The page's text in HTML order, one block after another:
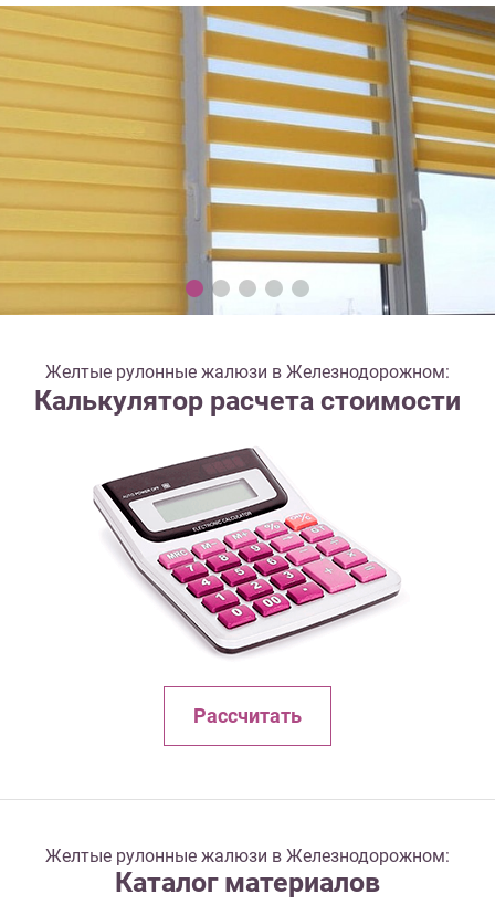
Желтые рулонные жалюзи в Железнодорожном:
Калькулятор расчета стоимости
Рассчитать
Желтые рулонные жалюзи в Железнодорожном:
Каталог материалов